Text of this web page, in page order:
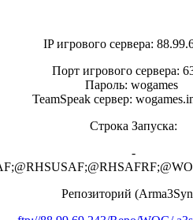
IP игрового сервера:
Порт игрового сервера:
Пароль: wogames
TeamSpeak сервер:
Строка Запуска:
-
Репозиторий